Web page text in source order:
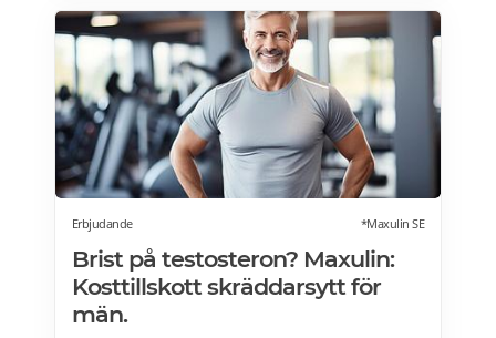
hälsotester för kvinnor och män,
allergitester. Blodprovstagning med hög
klinisk standard i samarbete med bl.a.
Karolinska Universitetslaboratoriet. Du
behöver inte ha en läkares godkännande, du
kan själv avgöra vilken hälsokontroll du vill
göra. Läs mer om Mediseras erbjudanden
här>>>
Erbjudande *Maxulin SE
Brist på testosteron? Maxulin:
Kosttillskott skräddarsytt för
män.